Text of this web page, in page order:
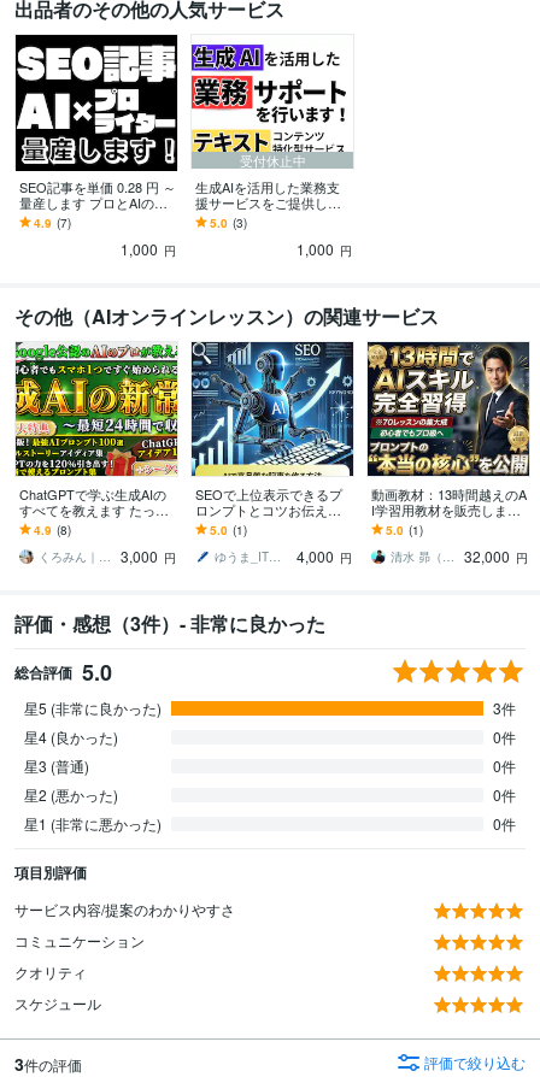
出品者のその他の人気サービス
SEO記事を単価 0.28 円 ～
量産します プロとAIのタ
ッグで、「品質良し、安
くて早い」を実現します
4.9 (7)
1,000 円
受付休止中
生成AIを活用した業務支
援サービスをご提供しま
す ChatGPT等を用いたテ
キストコンテンツ特化型
5.0 (3)
1,000 円
その他（AIオンラインレッスン）の関連サービス
ChatGPTで学ぶ生成AIの
すべてを教えます たった
の1冊で、AIの基礎から実
践までをマスターし、収
益化へ
4.9 (8)
くろみん｜YouTuber
3,000 円
SEOで上位表示できるプ
ロンプトとコツお伝えし
ます 上位記事量産！Chat
GPT 他によるブログ記事
作成
5.0 (1)
ゆうま_ITソリューションズ
4,000 円
動画教材：13時間越えのA
I学習用教材を販売します
70レッスンで徹底網羅。
プロンプトエンジニアが
教える集大成！
5.0 (1)
清水 昴（すばる）出版、AIマンガ、広告
32,000 円
評価・感想（3件）- 非常に良かった
総合評価 5.0
星5 (非常に良かった)
3件
星4 (良かった)
0件
星3 (普通)
0件
星2 (悪かった)
0件
星1 (非常に悪かった)
0件
項目別評価
サービス内容/提案のわかりやすさ
コミュニケーション
クオリティ
スケジュール
3件の評価 評価で絞り込む